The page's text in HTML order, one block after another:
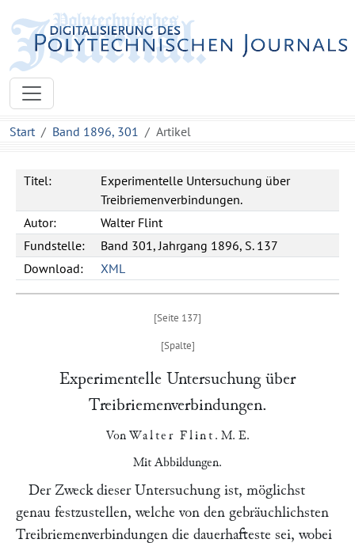
Start Band 1896, 301 Artikel
Titel:
Experimentelle Untersuchung über
Treibriemenverbindungen.
Autor:
Walter Flint
Fundstelle:
Band 301, Jahrgang 1896, S. 137
Download:
XML
Experimentelle Untersuchung über
Treibriemenverbindungen.
Von Walter Flint . M. E.
Mit Abbildungen.
Der Zweck dieser Untersuchung ist, möglichst
genau festzustellen, welche von den gebräuchlichsten
Treibriemenverbindungen die dauerhafteste sei, wobei